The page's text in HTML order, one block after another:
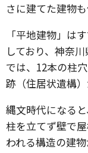
さに建てた建物
「平地建物」は
しており、神奈
では、12本の柱
跡（住居状遺構）
縄文時代になる
柱を立てず壁で
われる構造の建